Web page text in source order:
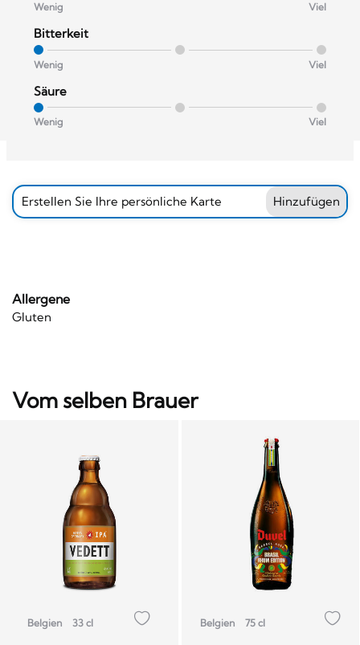
Wenig Viel
Bitterkeit
Wenig Viel
Säure
Wenig Viel
Erstellen Sie Ihre persönliche Karte Hinzufügen
Allergene
Gluten
Vom selben Brauer
Belgien 33 cl Belgien 75 cl